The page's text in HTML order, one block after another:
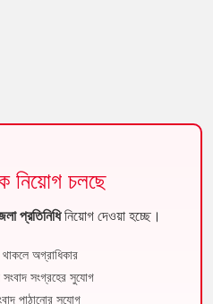
নিয়োগ চলছে
প্রতিনিধিনিয়োগ দেওয়া হচ্ছে।
অগ্রাধিকার
সংগ্রহের সুযোগ
পাঠানোর সুযোগ